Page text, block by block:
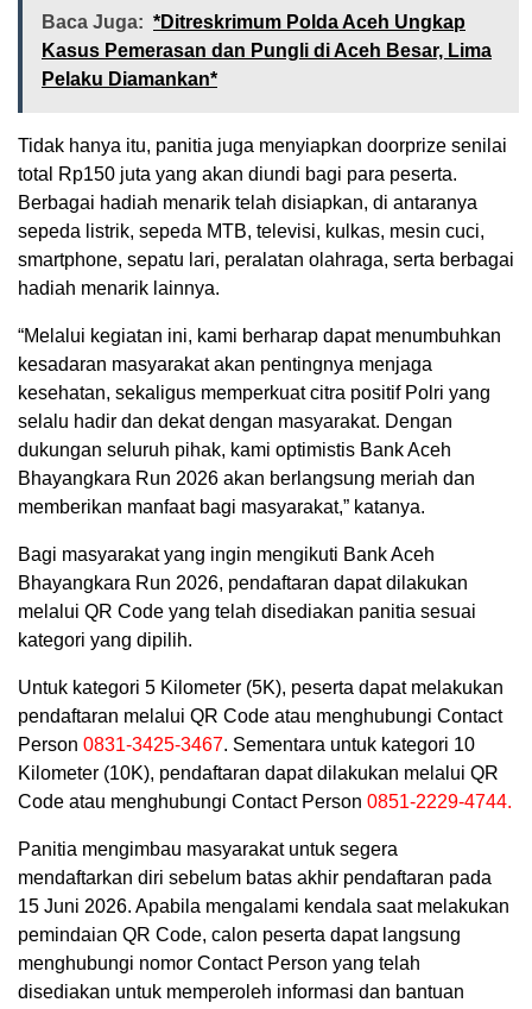
Baca Juga: *Ditreskrimum Polda Aceh Ungkap
Kasus Pemerasan dan Pungli di Aceh Besar, Lima
Pelaku Diamankan*
Tidak hanya itu, panitia juga menyiapkan doorprize senilai
total Rp150 juta yang akan diundi bagi para peserta.
Berbagai hadiah menarik telah disiapkan, di antaranya
sepeda listrik, sepeda MTB, televisi, kulkas, mesin cuci,
smartphone, sepatu lari, peralatan olahraga, serta berbagai
hadiah menarik lainnya.
“Melalui kegiatan ini, kami berharap dapat menumbuhkan
kesadaran masyarakat akan pentingnya menjaga
kesehatan, sekaligus memperkuat citra positif Polri yang
selalu hadir dan dekat dengan masyarakat. Dengan
dukungan seluruh pihak, kami optimistis Bank Aceh
Bhayangkara Run 2026 akan berlangsung meriah dan
memberikan manfaat bagi masyarakat,” katanya.
Bagi masyarakat yang ingin mengikuti Bank Aceh
Bhayangkara Run 2026, pendaftaran dapat dilakukan
melalui QR Code yang telah disediakan panitia sesuai
kategori yang dipilih.
Untuk kategori 5 Kilometer (5K), peserta dapat melakukan
pendaftaran melalui QR Code atau menghubungi Contact
Person 0831-3425-3467. Sementara untuk kategori 10
Kilometer (10K), pendaftaran dapat dilakukan melalui QR
Code atau menghubungi Contact Person 0851-2229-4744.
Panitia mengimbau masyarakat untuk segera
mendaftarkan diri sebelum batas akhir pendaftaran pada
15 Juni 2026. Apabila mengalami kendala saat melakukan
pemindaian QR Code, calon peserta dapat langsung
menghubungi nomor Contact Person yang telah
disediakan untuk memperoleh informasi dan bantuan